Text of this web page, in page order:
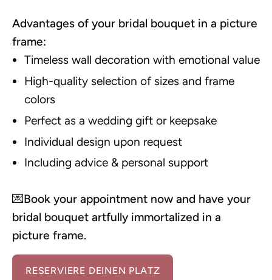
Advantages of your bridal bouquet in a picture
frame:
Timeless wall decoration with emotional value
High-quality selection of sizes and frame
colors
Perfect as a wedding gift or keepsake
Individual design upon request
Including advice & personal support
💌Book your appointment now and have your
bridal bouquet artfully immortalized in a
picture frame.
RESERVIERE DEINEN PLATZ